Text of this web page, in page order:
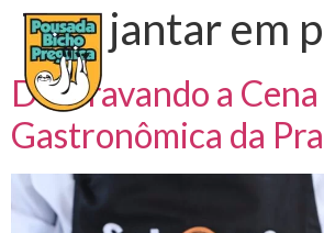
Tag:jantar em
Desbravando a Cena
Gastronômica da